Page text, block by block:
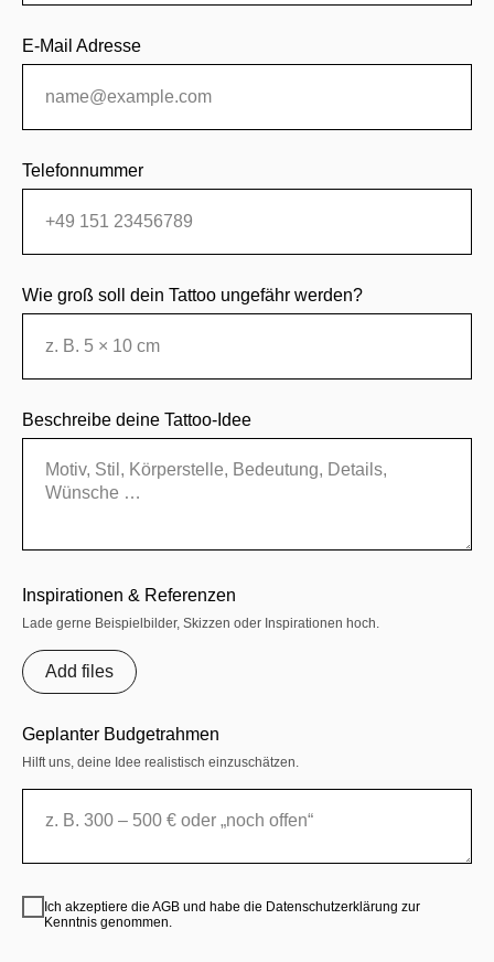
E-Mail Adresse
Telefonnummer
Wie groß soll dein Tattoo ungefähr werden?
Beschreibe deine Tattoo-Idee
Inspirationen & Referenzen
Lade gerne Beispielbilder, Skizzen oder Inspirationen hoch.
Add files
Geplanter Budgetrahmen
Hilft uns, deine Idee realistisch einzuschätzen.
Ich akzeptiere die AGB und habe die Datenschutzerklärung zur
Kenntnis genommen.